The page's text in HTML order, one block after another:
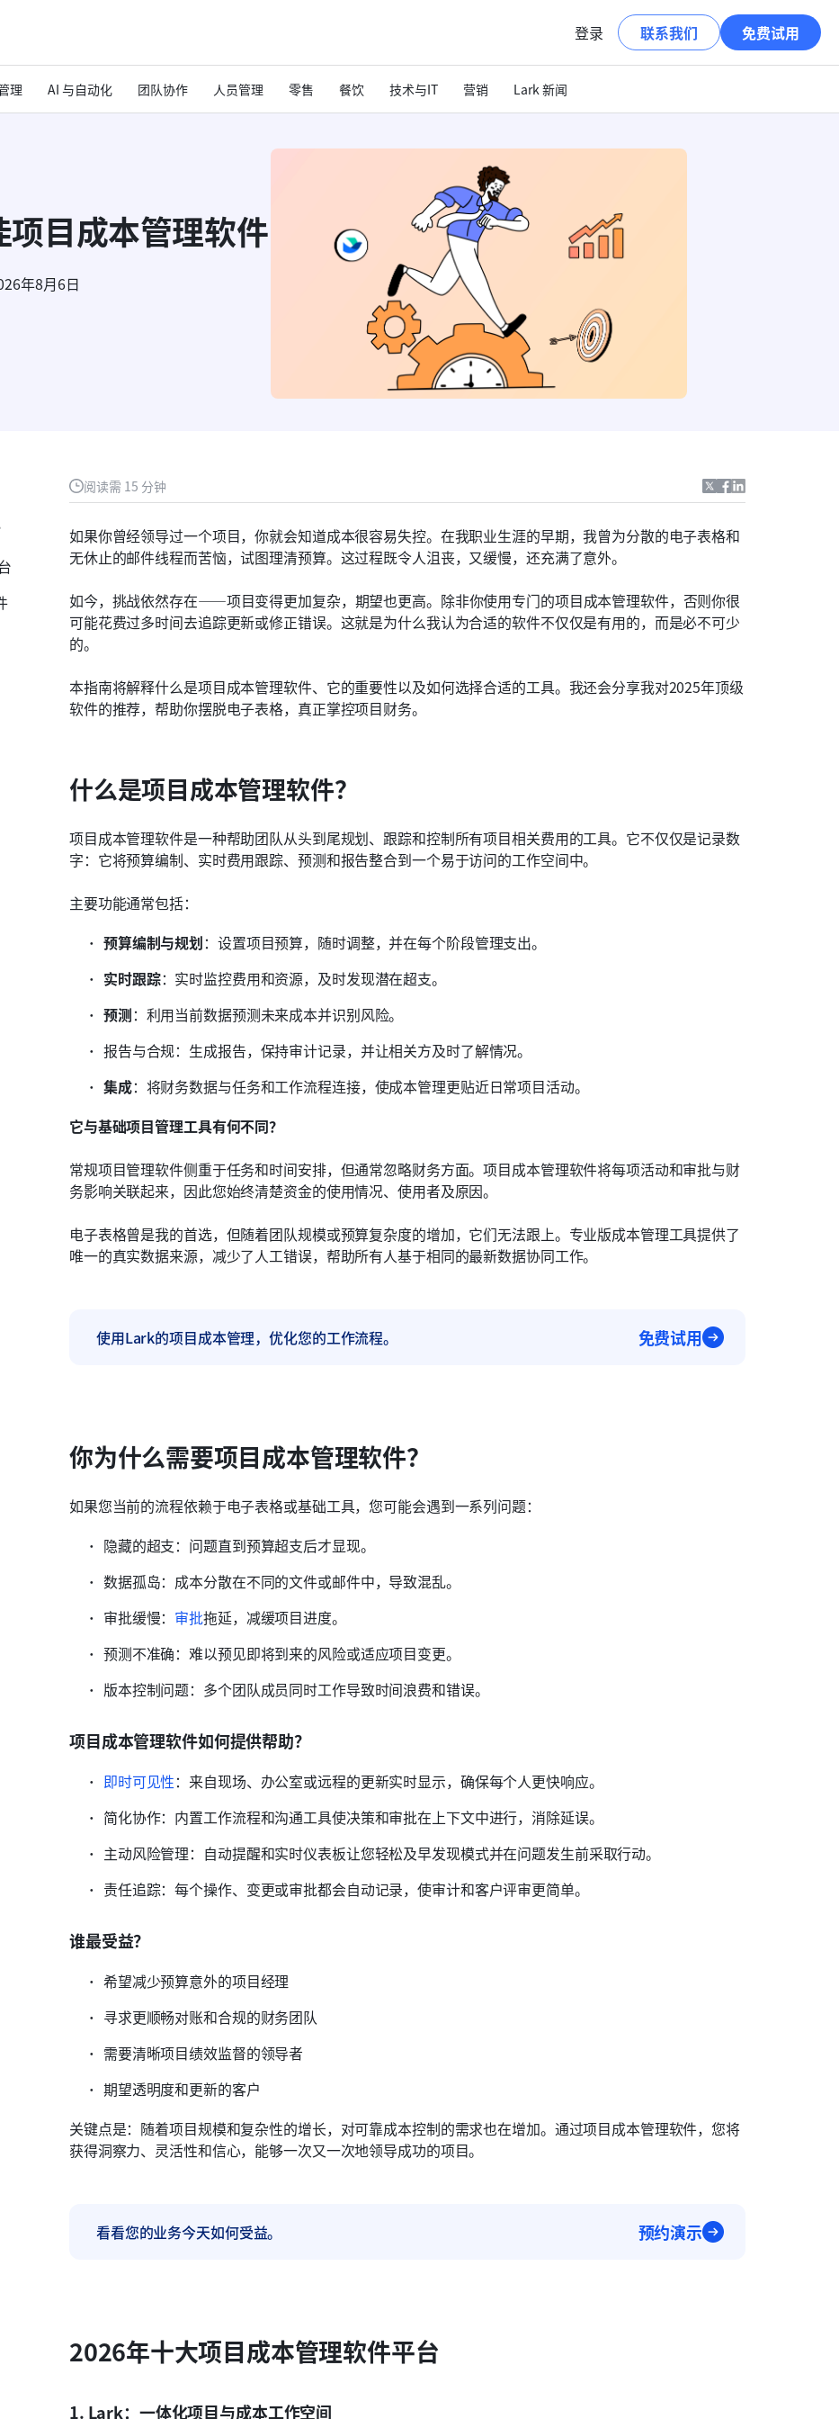
登录 联系我们 免费试用
理 AI 与自动化 团队协作 人员管理 零售 餐饮 技术与IT 营销 Lark 新闻
目成本管理软件
年8月6日
阅读需 15 分钟
如果你曾经领导过一个项目，你就会知道成本很容易失控。在我职业生涯的早期，我曾为分散的电子表格和
无休止的邮件线程而苦恼，试图理清预算。这过程既令人沮丧，又缓慢，还充满了意外。
如今，挑战依然存在——项目变得更加复杂，期望也更高。除非你使用专门的项目成本管理软件，否则你很
可能花费过多时间去追踪更新或修正错误。这就是为什么我认为合适的软件不仅仅是有用的，而是必不可少
的。
本指南将解释什么是项目成本管理软件、它的重要性以及如何选择合适的工具。我还会分享我对2025年顶级
软件的推荐，帮助你摆脱电子表格，真正掌控项目财务。
什么是项目成本管理软件？
项目成本管理软件是一种帮助团队从头到尾规划、跟踪和控制所有项目相关费用的工具。它不仅仅是记录数
字：它将预算编制、实时费用跟踪、预测和报告整合到一个易于访问的工作空间中。
主要功能通常包括：
预算编制与规划：设置项目预算，随时调整，并在每个阶段管理支出。
实时跟踪：实时监控费用和资源，及时发现潜在超支。
预测：利用当前数据预测未来成本并识别风险。
报告与合规：生成报告，保持审计记录，并让相关方及时了解情况。
集成：将财务数据与任务和工作流程连接，使成本管理更贴近日常项目活动。
它与基础项目管理工具有何不同？
常规项目管理软件侧重于任务和时间安排，但通常忽略财务方面。项目成本管理软件将每项活动和审批与财
务影响关联起来，因此您始终清楚资金的使用情况、使用者及原因。
电子表格曾是我的首选，但随着团队规模或预算复杂度的增加，它们无法跟上。专业版成本管理工具提供了
唯一的真实数据来源，减少了人工错误，帮助所有人基于相同的最新数据协同工作。
使用Lark的项目成本管理，优化您的工作流程。 免费试用
你为什么需要项目成本管理软件？
如果您当前的流程依赖于电子表格或基础工具，您可能会遇到一系列问题：
隐藏的超支：问题直到预算超支后才显现。
数据孤岛：成本分散在不同的文件或邮件中，导致混乱。
审批缓慢： 审批拖延，减缓项目进度。
预测不准确：难以预见即将到来的风险或适应项目变更。
版本控制问题：多个团队成员同时工作导致时间浪费和错误。
项目成本管理软件如何提供帮助？
即时可见性：来自现场、办公室或远程的更新实时显示，确保每个人更快响应。
简化协作：内置工作流程和沟通工具使决策和审批在上下文中进行，消除延误。
主动风险管理：自动提醒和实时仪表板让您轻松及早发现模式并在问题发生前采取行动。
责任追踪：每个操作、变更或审批都会自动记录，使审计和客户评审更简单。
谁最受益？
希望减少预算意外的项目经理
寻求更顺畅对账和合规的财务团队
需要清晰项目绩效监督的领导者
期望透明度和更新的客户
关键点是：随着项目规模和复杂性的增长，对可靠成本控制的需求也在增加。通过项目成本管理软件，您将
获得洞察力、灵活性和信心，能够一次又一次地领导成功的项目。
看看您的业务今天如何受益。 预约演示
2026年十大项目成本管理软件平台
1. Lark：一体化项目与成本工作空间